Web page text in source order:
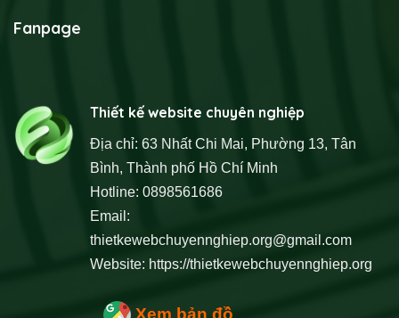
Fanpage
Thiết kế website chuyên nghiệp
Địa chỉ: 63 Nhất Chi Mai, Phường 13, Tân
Bình, Thành phố Hồ Chí Minh
Hotline: 0898561686
Email:
thietkewebchuyennghiep.org@gmail.com
Website: https://thietkewebchuyennghiep.org
Xem bản đồ